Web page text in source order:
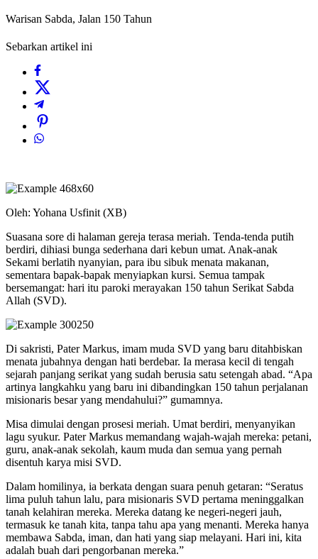
Warisan Sabda, Jalan 150 Tahun
Sebarkan artikel ini
Oleh: Yohana Usfinit (XB)
Suasana sore di halaman gereja terasa meriah. Tenda-tenda putih
berdiri, dihiasi bunga sederhana dari kebun umat. Anak-anak
Sekami berlatih nyanyian, para ibu sibuk menata makanan,
sementara bapak-bapak menyiapkan kursi. Semua tampak
bersemangat: hari itu paroki merayakan 150 tahun Serikat Sabda
Allah (SVD).
Di sakristi, Pater Markus, imam muda SVD yang baru ditahbiskan
menata jubahnya dengan hati berdebar. Ia merasa kecil di tengah
sejarah panjang serikat yang sudah berusia satu setengah abad. “Apa
artinya langkahku yang baru ini dibandingkan 150 tahun perjalanan
misionaris besar yang mendahului?” gumamnya.
Misa dimulai dengan prosesi meriah. Umat berdiri, menyanyikan
lagu syukur. Pater Markus memandang wajah-wajah mereka: petani,
guru, anak-anak sekolah, kaum muda dan semua yang pernah
disentuh karya misi SVD.
Dalam homilinya, ia berkata dengan suara penuh getaran: “Seratus
lima puluh tahun lalu, para misionaris SVD pertama meninggalkan
tanah kelahiran mereka. Mereka datang ke negeri-negeri jauh,
termasuk ke tanah kita, tanpa tahu apa yang menanti. Mereka hanya
membawa Sabda, iman, dan hati yang siap melayani. Hari ini, kita
adalah buah dari pengorbanan mereka.”